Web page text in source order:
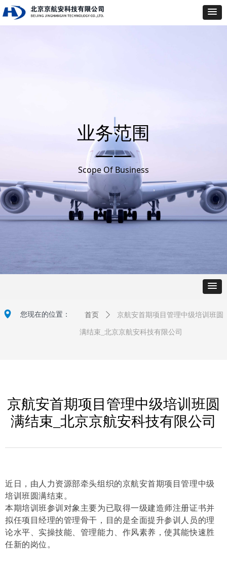
业务范围
——
Scope Of Business
넹 您现在的位置： 首页 ꄲ 京航安首期项目管理中级培训班圆
满结束_北京京航安科技有限公司
京航安首期项目管理中级培训班圆
满结束_北京京航安科技有限公司
近日，由人力资源部牵头组织的京航安首期项目管理中级
培训班圆满结束。
本期培训班参训对象主要为已取得一级建造师注册证书并
拟任项目经理的管理骨干，目的是全面提升参训人员的理
论水平、实操技能、管理能力、作风素养，使其能快速胜
任新的岗位。